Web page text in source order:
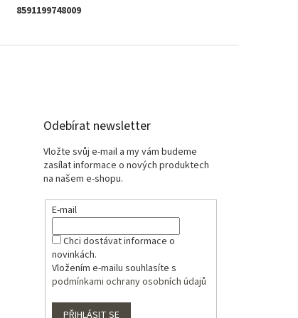
8591199748009
Odebírat newsletter
Vložte svůj e-mail a my vám budeme
zasílat informace o nových produktech
na našem e-shopu.
E-mail
Chci dostávat informace o
novinkách.
Vložením e-mailu souhlasíte s
podmínkami ochrany osobních údajů